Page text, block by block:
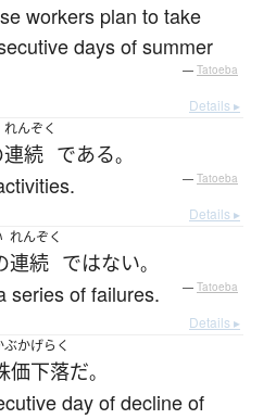
workers plan to take
days of summer
— Tatoeba
Details ▸
れんぞく
連続 である。
— Tatoeba
Details ▸
れんぞく
連続 ではない。
series of failures. — Tatoeba
Details ▸
ぶか
価
げらく
下落だ。
day of decline of